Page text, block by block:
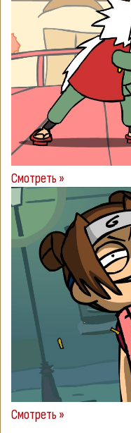
Смотреть »
Смотреть »